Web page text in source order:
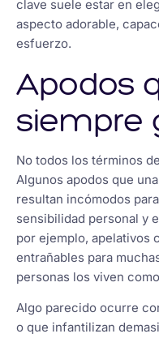
clave suele estar en
aspecto adorable,
esfuerzo.
Apodos
siempre
No todos los términos
Algunos apodos que
resultan incómodos
sensibilidad personal y
por ejemplo, apelativos
entrañables para
personas los viven
Algo parecido ocurre
o que infantilizan